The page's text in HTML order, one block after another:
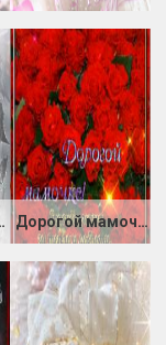
в картинках Дорогой мамочке